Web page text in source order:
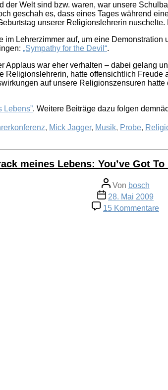
Welt sind bzw. waren, war unsere
geschah es, dass eines Tages während
unserer Religionslehrerin nuschelte.
Lehrerzimmer auf, um eine
„Sympathy for the Devil“.
war eher verhalten – dabei gelang
Religionslehrerin, hatte offensichtlich
auf unsere Religionszensuren hatte
Lebens”. Weitere Beiträge dazu folgen
, Mick Jagger, Musik, Probe,
meines Lebens: You’ve Got
Beitragsautor
Von bosch
28. Mai 2009
15 Kommentare